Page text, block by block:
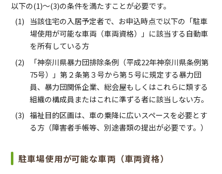
以下の(1)～(3)の条件を満たすことが必要です。
当該住宅の入居予定者で、お申込時点で以下の「駐車
場使用が可能な車両（車両資格）」に該当する自動車
を所有している方
「神奈川県暴力団排除条例（平成22年神奈川県条例第
75号）」第２条第３号から第５号に規定する暴力団
員、暴力団関係企業、総会屋もしくはこれらに類する
組織の構成員またはこれに準ずる者に該当しない方。
福祉目的区画は、車の乗降に広いスペースを必要とす
る方（障害者手帳等、別途書類の提出が必要です。）
駐車場使用が可能な車両（車両資格）